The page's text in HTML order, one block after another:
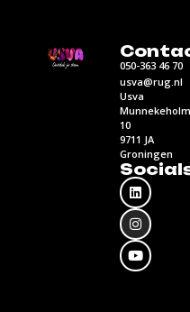
050-363 46 70
usva@rug.nl
Usva
Munnekeholm
10
9711 JA
Groningen